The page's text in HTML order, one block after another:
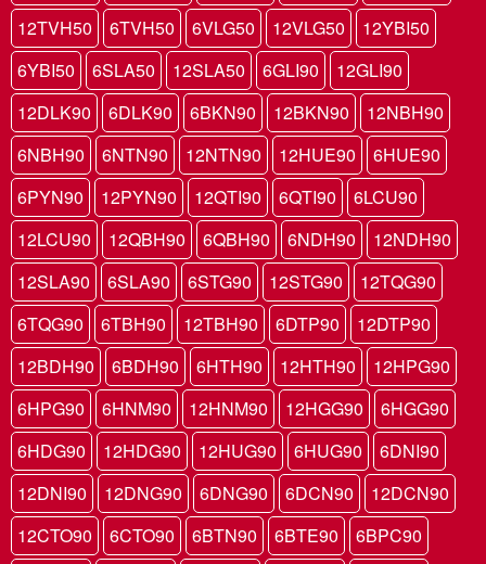
12TVH50
6TVH50 6VLG50 12VLG50
12YBI50
6YBI50
6SLA50 12SLA50 6GLI90
12GLI90
12DLK90
6DLK90 6BKN90 12BKN90
12NBH90
6NBH90
6NTN90 12NTN90 12HUE90
6HUE90
6PYN90
12PYN90 12QTI90 6QTI90
6LCU90
12LCU90
12QBH90 6QBH90 6NDH90
12NDH90
12SLA90
6SLA90 6STG90 12STG90
12TQG90
6TQG90
6TBH90 12TBH90 6DTP90
12DTP90
12BDH90
6BDH90 6HTH90 12HTH90
12HPG90
6HPG90
6HNM90 12HNM90 12HGG90
6HGG90
6HDG90
12HDG90 12HUG90 6HUG90
6DNI90
12DNI90
12DNG90 6DNG90 6DCN90
12DCN90
12CTO90
6CTO90 6BTN90 6BTE90
6BPC90